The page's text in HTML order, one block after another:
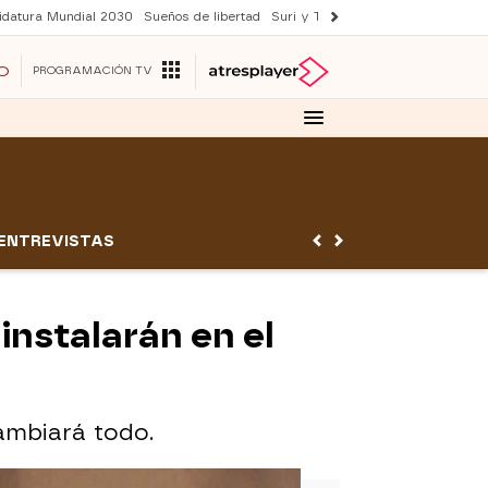
Mundial 2030 Sueños de libertad Suri y Tom Cruise
PROGRAMACIÓN TV
en el
todo.